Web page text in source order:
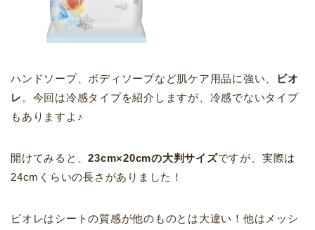
ハンドソープ、ボディソープなど肌ケア用品に強い、
ビオ
レ 。今回は冷感タイプを紹介しますが、冷感でないタイプ
もありますよ♪
開けてみると、23cm×20cmの大判サイズですが、実際は
24cmくらいの長さがありました！
ビオレはシートの質感が他のものとは大違い！他はメッシ